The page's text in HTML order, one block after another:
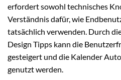
erfordert sowohl technisches
Verständnis dafür, wie
tatsächlich verwenden. Durch
Design Tipps kann die
gesteigert und die Kalender
genutzt werden.